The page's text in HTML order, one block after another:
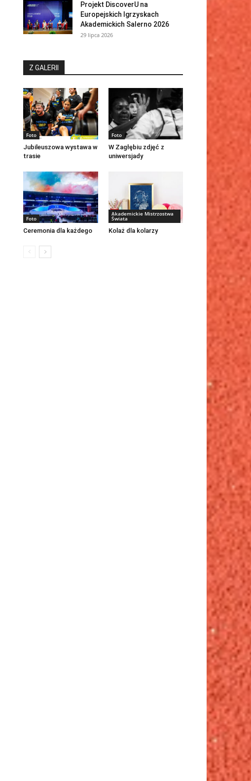
Projekt DiscoverU na
Europejskich Igrzyskach
Akademickich Salerno 2026
29 lipca 2026
Z GALERII
Foto
Jubileuszowa wystawa w
trasie
Foto
W Zagłębiu zdjęć z
uniwersjady
Foto
Ceremonia dla każdego
Akademickie Mistrzostwa
Świata
Kolaż dla kolarzy